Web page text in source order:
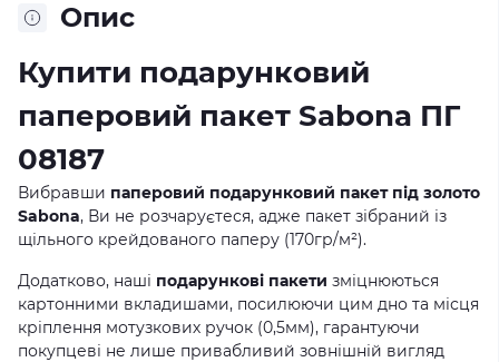
Опис
Купити подарунковий
паперовий пакет Sabona ПГ
08187
Вибравши паперовий подарунковий пакет під золото
Sabona, Ви не розчаруєтеся, адже пакет зібраний із
щільного крейдованого паперу (170гр/м²).
Додатково, наші подарункові пакети зміцнюються
картонними вкладишами, посилюючи цим дно та місця
кріплення мотузкових ручок (0,5мм), гарантуючи
покупцеві не лише привабливий зовнішній вигляд